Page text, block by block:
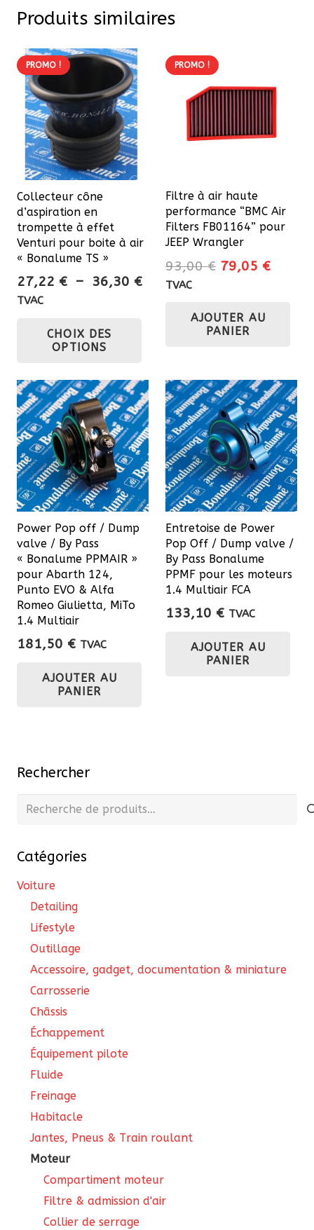
Produits similaires
PROMO !
Collecteur cône
d’aspiration en
trompette à effet
Venturi pour boite à air
« Bonalume TS »
27,22 € – 36,30 €Plage
TVAC
CHOIX DES
OPTIONS
plusieurs
variations.
Les
options
peuvent
être
choisies
sur
page
produit
PROMO !
Filtre à air haute
performance “BMC Air
Filters FB01164” pour
JEEP Wrangler
93,00€ Le
était :
93,00 €.
79,05 €Le
TVAC
AJOUTER AU
PANIER
Power Pop off / Dump
valve / By Pass
« Bonalume PPMAIR »
pour Abarth 124,
Punto EVO & Alfa
Romeo Giulietta, MiTo
1.4 Multiair
181,50 € TVAC
AJOUTER AU
PANIER
Entretoise de Power
Pop Off / Dump valve /
By Pass Bonalume
PPMF pour les moteurs
1.4 Multiair FCA
133,10 € TVAC
AJOUTER AU
PANIER
Rechercher
Recherche
Catégories
Voiture
Detailing
Lifestyle
Outillage
Accessoire, gadget, documentation & miniature
Carrosserie
Châssis
Échappement
Équipement pilote
Fluide
Freinage
Habitacle
Jantes, Pneus & Train roulant
Moteur
Compartiment moteur
Filtre & admission d'air
Collier de serrage